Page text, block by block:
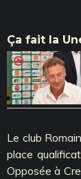
Ça fait la
Le club
place
Opposée à